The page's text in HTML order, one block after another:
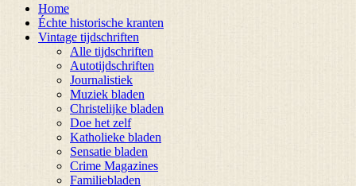
Home
Échte historische kranten
Vintage tijdschriften
Alle tijdschriften
Autotijdschriften
Journalistiek
Muziek bladen
Christelijke bladen
Doe het zelf
Katholieke bladen
Sensatie bladen
Crime Magazines
Familiebladen